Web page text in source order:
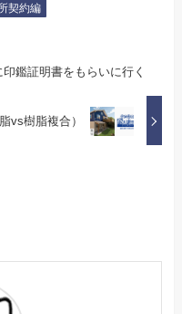
契約編
鑑証明書をもらいに行く
vs樹脂複合）